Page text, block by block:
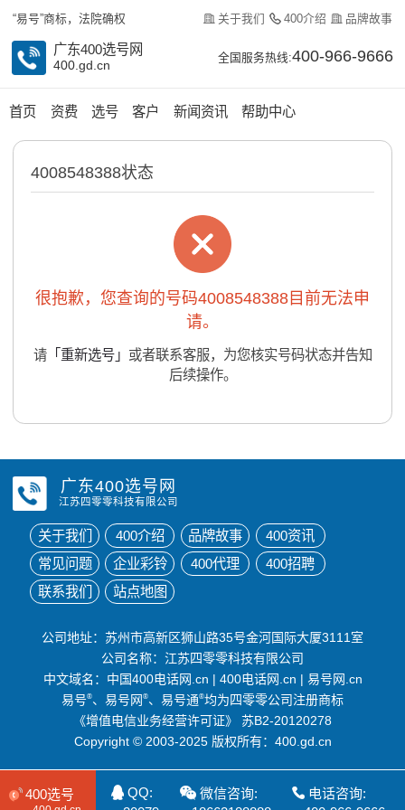
“易号”商标，法院确权 关于我们 400介绍 品牌故事
广东400选号网
400.gd.cn
全国服务热线:400-966-9666
首页 资费 选号 客户 新闻资讯 帮助中心
4008548388状态
很抱歉，您查询的号码4008548388目前无法申
请。
请「重新选号」 或者联系客服，为您核实号码状态并告知
后续操作。
广东400选号网
江苏四零零科技有限公司
关于我们 400介绍 品牌故事
400资讯
常见问题
企业彩铃 400代理
400招聘
联系我们
站点地图
公司地址：苏州市高新区狮山路35号金河国际大厦3111室
公司名称：江苏四零零科技有限公司
中文域名： 中国400电话网.cn | 400电话网.cn | 易号网.cn
易号®、易号网®、易号通®均为四零零公司注册商标
《增值电信业务经营许可证》
苏B2-20120278
Copyright © 2003-2025 版权所有：400.gd.cn
400选号
QQ:
微信咨询:
电话咨询: